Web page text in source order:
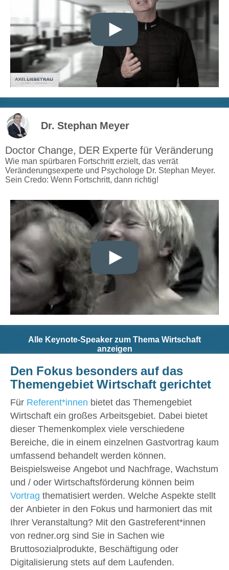
Dr. Stephan Meyer
Doctor Change, DER Experte für Veränderung
Wie man spürbaren Fortschritt erzielt, das verrät
Veränderungsexperte und Psychologe Dr. Stephan Meyer.
Sein Credo: Wenn Fortschritt, dann richtig!
Alle Keynote-Speaker zum Thema Wirtschaft
anzeigen
Den Fokus besonders auf das
Themengebiet Wirtschaft gerichtet
Für Referent*innen bietet das Themengebiet
Wirtschaft ein großes Arbeitsgebiet. Dabei bietet
dieser Themenkomplex viele verschiedene
Bereiche, die in einem einzelnen Gastvortrag kaum
umfassend behandelt werden können.
Beispielsweise Angebot und Nachfrage, Wachstum
und / oder Wirtschaftsförderung können beim
Vortrag thematisiert werden. Welche Aspekte stellt
der Anbieter in den Fokus und harmoniert das mit
Ihrer Veranstaltung? Mit den Gastreferent*innen
von redner.org sind Sie in Sachen wie
Bruttosozialprodukte, Beschäftigung oder
Digitalisierung stets auf dem Laufenden.